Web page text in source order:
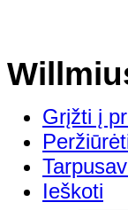
Grįžti į
Ieškoti